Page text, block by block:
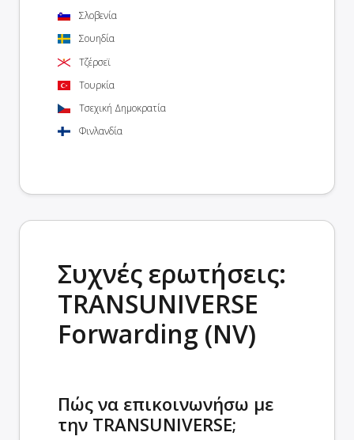
Σλοβενία
Σουηδία
Τζέρσεϊ
Τουρκία
Τσεχική Δημοκρατία
Φινλανδία
Συχνές ερωτήσεις:
TRANSUNIVERSE
Forwarding (NV)
Πώς να επικοινωνήσω με
την TRANSUNIVERSE;